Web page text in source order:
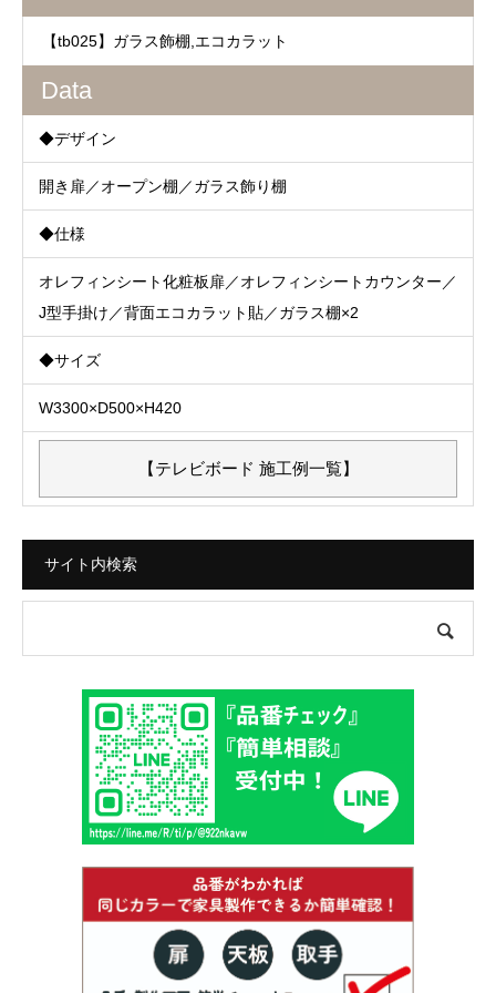
【tb025】ガラス飾棚,エコカラット
Data
◆デザイン
開き扉／オープン棚／ガラス飾り棚
◆仕様
オレフィンシート化粧板扉／オレフィンシートカウンター／
J型手掛け／背面エコカラット貼／ガラス棚×2
◆サイズ
W3300×D500×H420
【テレビボード 施工例一覧】
サイト内検索